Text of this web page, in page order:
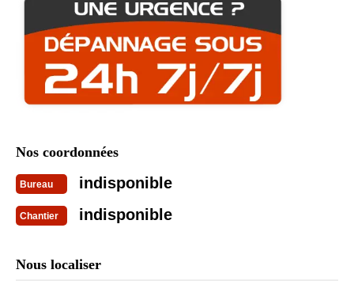
Nos coordonnées
Bureau indisponible
Chantier indisponible
Nous localiser